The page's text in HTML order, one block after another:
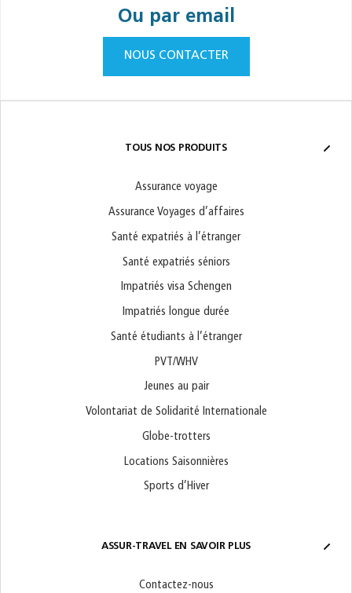
Ou par email
NOUS CONTACTER
TOUS NOS PRODUITS
Assurance voyage
Assurance Voyages d’affaires
Santé expatriés à l’étranger
Santé expatriés séniors
Impatriés visa Schengen
Impatriés longue durée
Santé étudiants à l’étranger
PVT/WHV
Jeunes au pair
Volontariat de Solidarité Internationale
Globe-trotters
Locations Saisonnières
Sports d’Hiver
ASSUR-TRAVEL EN SAVOIR PLUS
Contactez-nous